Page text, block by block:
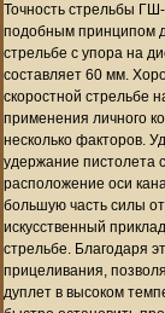
Точность стрельбы
подобным принципом
стрельбе с упора на
составляет 60 мм.
скоростной стрельбе
применения личного
несколько факторов.
удержание пистолета
расположение оси
большую часть силы
искусственный
стрельбе. Благодаря
прицеливания,
дуплет в высоком